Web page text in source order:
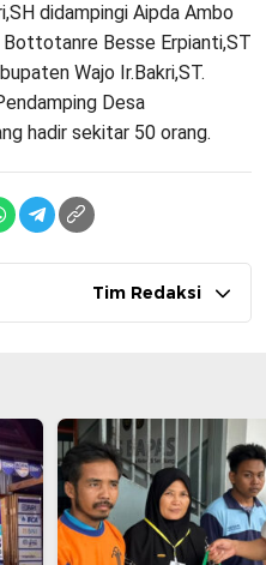
didampingi Aipda Ambo
Bottotanre Besse Erpianti,ST
Wajo Ir.Bakri,ST.
Desa
hadir sekitar 50 orang.
Tim Redaksi